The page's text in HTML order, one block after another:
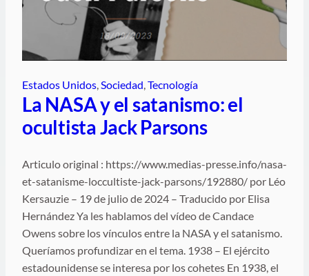
Estados Unidos, Sociedad, Tecnología
La NASA y el satanismo: el
ocultista Jack Parsons
Articulo original : https://www.medias-presse.info/nasa-
et-satanisme-loccultiste-jack-parsons/192880/ por Léo
Kersauzie – 19 de julio de 2024 – Traducido por Elisa
Hernández Ya les hablamos del vídeo de Candace
Owens sobre los vínculos entre la NASA y el satanismo.
Queríamos profundizar en el tema. 1938 – El ejército
estadounidense se interesa por los cohetes En 1938, el